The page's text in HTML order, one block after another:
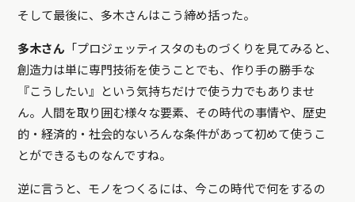
そして最後に、多木さんはこう締め括った。
多木さん 「プロジェッティスタのものづくりを見てみると、
創造力は単に専門技術を使うことでも、作り手の勝手な
『こうしたい』という気持ちだけで使う力でもありませ
ん。人間を取り囲む様々な要素、その時代の事情や、歴史
的・経済的・社会的ないろんな条件があって初めて使うこ
とができるものなんですね。
逆に言うと、モノをつくるには、今この時代で何をするの